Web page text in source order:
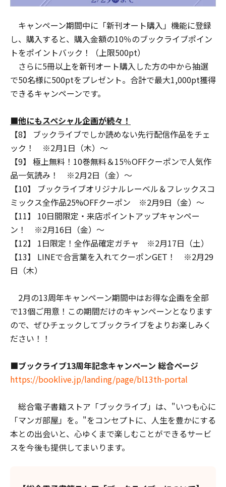
キャンペーン期間中に「新刊オート購入」機能に登録
し、購入すると、購入金額の10％のブックライブポイン
トをポイントバック！（上限500pt）
さらに5冊以上を新刊オート購入した方の中から抽選
で50名様に500ptをプレゼント。合計で最大1,000pt獲得
できるキャンペーンです。
■他にもスペシャル企画が続々！
【8】 ブックライブでしか読めない先行配信作品をチェ
ック！ ※2月1日（木）～
【9】 極上無料！10巻無料＆15％OFFクーポンで人気作
品一気読み！ ※2月2日（金）～
【10】 ブックライブオリジナルレーベル＆フレックスコ
ミックス全作品25%OFFクーポン ※2月9日（金）～
【11】 10日間限定・来店ポイントアップキャンペー
ン！ ※2月16日（金）～
【12】 1日限定！全作品確定ガチャ ※2月17日（土）
【13】 LINEで合言葉を入れてクーポンGET！ ※2月29
日（木）
2月の13周年キャンペーン期間中はお得な企画を全部
で13個ご用意！この期間だけのキャンペーンとなります
ので、ぜひチェックしてブックライブをよりお楽しみく
ださい！！
■ブックライブ13周年記念キャンペーン 総合ページ
https://booklive.jp/landing/page/bl13th-portal
総合電子書籍ストア「ブックライブ」は、"いつも心に
「マンガ部屋」を。"をコンセプトに、人生を豊かにする
本との出会いと、心ゆくまで楽しむことができるサービ
スを今後も提供してまいります。